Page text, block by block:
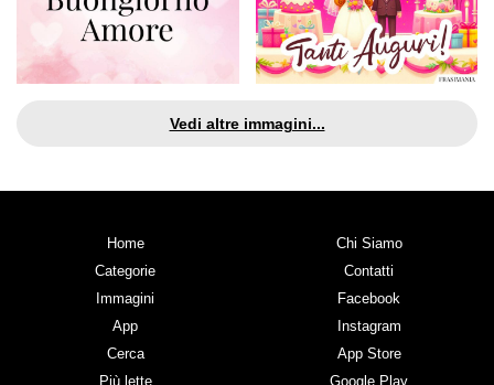
Vedi altre immagini...
Home
Categorie
Immagini
App
Cerca
Più lette
Chi Siamo
Contatti
Facebook
Instagram
App Store
Google Play